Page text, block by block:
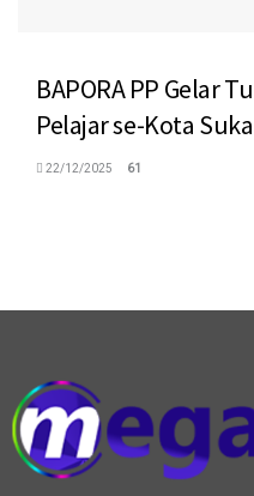
BAPORA PP Gelar
Pelajar se-Kota
22/12/2025 61